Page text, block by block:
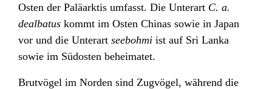
Osten der Paläarktis umfasst. Die Unterart C. a.
dealbatus kommt im Osten Chinas sowie in Japan
vor und die Unterart seebohmi ist auf Sri Lanka
sowie im Südosten beheimatet.
Brutvögel im Norden sind Zugvögel, während die